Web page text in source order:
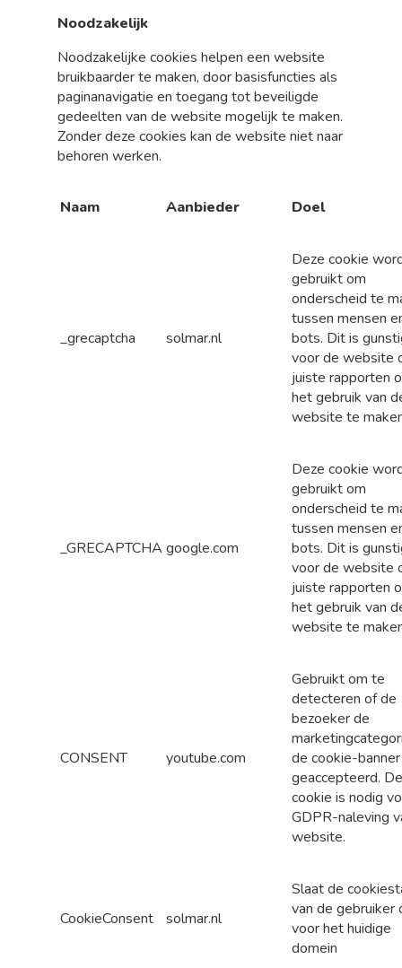
Noodzakelijk
Noodzakelijke cookies helpen een website
bruikbaarder te maken, door basisfuncties als
paginanavigatie en toegang tot beveiligde
gedeelten van de website mogelijk te maken.
Zonder deze cookies kan de website niet naar
behoren werken.
Naam Aanbieder Doel
_grecaptcha solmar.nl
Deze cookie
gebruikt om
onderscheid te
tussen mensen
bots. Dit is
voor de website
juiste rapporten
het gebruik van
website te
_GRECAPTCHA google.com
Deze cookie
gebruikt om
onderscheid te
tussen mensen
bots. Dit is
voor de website
juiste rapporten
het gebruik van
website te
CONSENT youtube.com
Gebruikt om te
detecteren of de
bezoeker de
de cookie-
geaccepteerd.
cookie is nodig
GDPR-naleving
website.
CookieConsent solmar.nl
Slaat de
van de gebruiker
voor het huidige
domein